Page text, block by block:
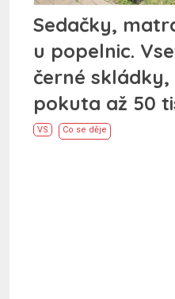
Sedačky,
u popelnic.
černé skládky,
pokuta až 50
VS Co se děje